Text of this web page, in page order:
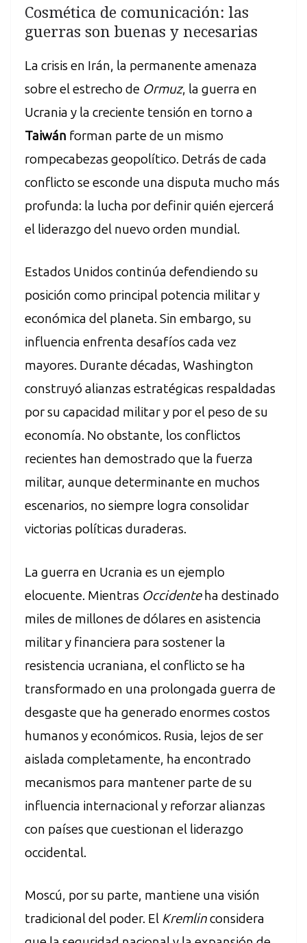
Cosmética de comunicación: las
guerras son buenas y necesarias
La crisis en Irán, la permanente amenaza
sobre el estrecho de Ormuz, la guerra en
Ucrania y la creciente tensión en torno a
Taiwán forman parte de un mismo
rompecabezas geopolítico. Detrás de cada
conflicto se esconde una disputa mucho más
profunda: la lucha por definir quién ejercerá
el liderazgo del nuevo orden mundial.
Estados Unidos continúa defendiendo su
posición como principal potencia militar y
económica del planeta. Sin embargo, su
influencia enfrenta desafíos cada vez
mayores. Durante décadas, Washington
construyó alianzas estratégicas respaldadas
por su capacidad militar y por el peso de su
economía. No obstante, los conflictos
recientes han demostrado que la fuerza
militar, aunque determinante en muchos
escenarios, no siempre logra consolidar
victorias políticas duraderas.
La guerra en Ucrania es un ejemplo
elocuente. Mientras Occidenteha destinado
miles de millones de dólares en asistencia
militar y financiera para sostener la
resistencia ucraniana, el conflicto se ha
transformado en una prolongada guerra de
desgaste que ha generado enormes costos
humanos y económicos. Rusia, lejos de ser
aislada completamente, ha encontrado
mecanismos para mantener parte de su
influencia internacional y reforzar alianzas
con países que cuestionan el liderazgo
occidental.
Moscú, por su parte, mantiene una visión
tradicional del poder. El Kremlinconsidera